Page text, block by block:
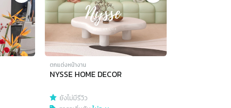
ตกแต่งหน้างาน
NYSSE HOME DECOR
ยังไม่มีรีวิว